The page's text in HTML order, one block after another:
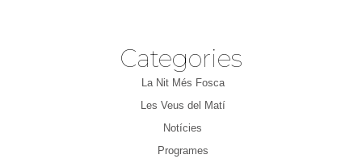
Categories
La Nit Més Fosca
Les Veus del Matí
Notícies
Programes